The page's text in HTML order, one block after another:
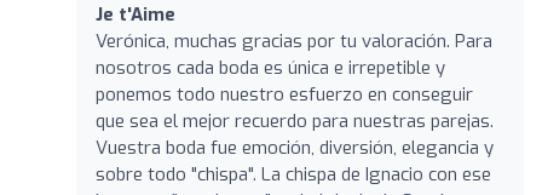
Je t'Aime
Verónica, muchas gracias por tu valoración. Para
nosotros cada boda es única e irrepetible y
ponemos todo nuestro esfuerzo en conseguir
que sea el mejor recuerdo para nuestras parejas.
Vuestra boda fue emoción, diversión, elegancia y
sobre todo "chispa". La chispa de Ignacio con ese